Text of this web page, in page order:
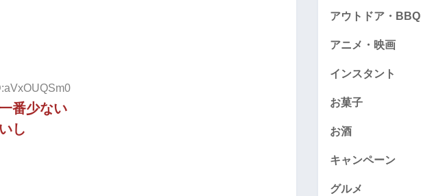
番少ない
し
アウトドア・BBQ
アニメ・映画
インスタント
お菓子
お酒
キャンペーン
グルメ